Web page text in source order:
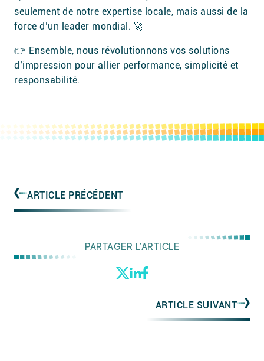
seulement de notre expertise locale, mais aussi de la
force d’un leader mondial. 🚀
👉 Ensemble, nous révolutionnons vos solutions
d’impression pour allier performance, simplicité et
responsabilité.
ARTICLE PRÉCÉDENT
PARTAGER L'ARTICLE
ARTICLE SUIVANT